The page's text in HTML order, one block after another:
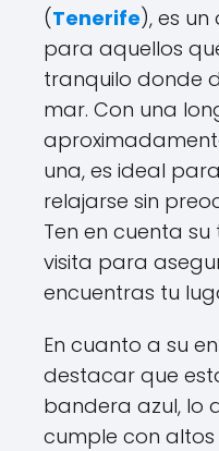
(Tenerife), es
para aquellos
tranquilo donde
mar. Con una
una, es ideal
relajarse sin
Ten en cuenta
visita para
encuentras tu
En cuanto a su
destacar que
bandera azul, lo
cumple con